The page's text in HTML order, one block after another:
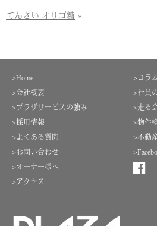
てんさい オリゴ糖 »
>コラ
>社員
>走る
>物件
>不動
>Home
>会社概要
>プラザサービスの強み
>採用情報
>よくある質問
>お問い合わせ
>オーナー様へ
>アクセス